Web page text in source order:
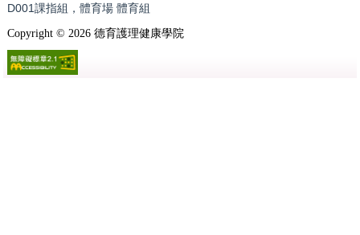
D001課指組，體育場 體育組
Copyright © 2026德育護理健康學院